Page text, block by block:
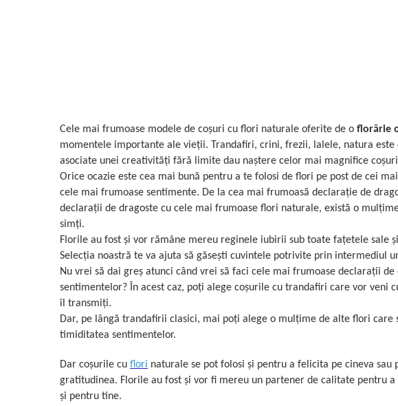
Cele mai frumoase modele de coșuri cu flori naturale oferite de o florărie
momentele importante ale vieții. Trandafiri, crini, frezii, lalele, natura
asociate unei creativități fără limite dau naștere celor mai magnifice
Orice ocazie este cea mai bună pentru a te folosi de flori pe post de cei
cele mai frumoase sentimente. De la cea mai frumoasă declarație de
declarații de dragoste cu cele mai frumoase flori naturale, există o
simți.
Florile au fost și vor rămâne mereu reginele iubirii sub toate fațetele sale
Selecția noastră te va ajuta să găsești cuvintele potrivite prin intermediul
Nu vrei să dai greș atunci când vrei să faci cele mai frumoase declarații
sentimentelor? În acest caz, poți alege coșurile cu trandafiri care vor veni
îl transmiți.
Dar, pe lângă trandafirii clasici, mai poți alege o mulțime de alte flori care
timiditatea sentimentelor.
Dar coșurile cu flori naturale se pot folosi și pentru a felicita pe cineva
gratitudinea. Florile au fost și vor fi mereu un partener de calitate pentru
și pentru tine.